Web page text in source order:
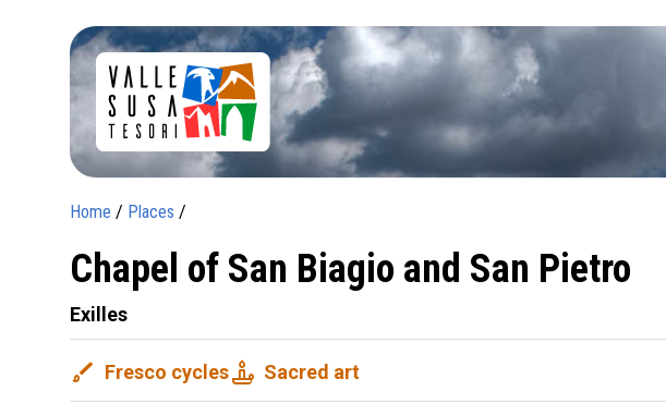
Home / Places /
Chapel of San Biagio and San Pietro
Exilles
brush Fresco cyclescandle Sacred art